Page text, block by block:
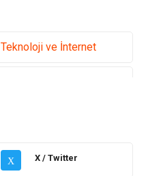
Teknoloji ve İnternet
Dekorasyon
X X / Twitter